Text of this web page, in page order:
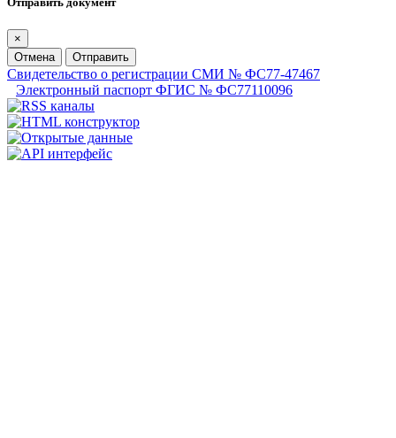
×
Отмена
Отправить
Свидетельство о регистрации СМИ № ФС77-47467
Электронный паспорт ФГИС № ФС77110096